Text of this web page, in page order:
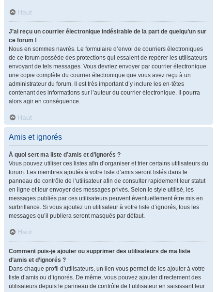
Haut
J’ai reçu un courrier électronique indésirable de la part de quelqu’un sur
ce forum !
Nous en sommes navrés. Le formulaire d’envoi de courriers électroniques
de ce forum possède des protections qui essaient de repérer les utilisateurs
envoyant de tels messages. Vous devriez envoyer par courrier électronique
une copie complète du courrier électronique que vous avez reçu à un
administrateur du forum. Il est très important d’y inclure les en-têtes
contenant des informations sur l’auteur du courrier électronique. Il pourra
alors agir en conséquence.
Haut
Amis et ignorés
À quoi sert ma liste d’amis et d’ignorés ?
Vous pouvez utiliser ces listes afin d’organiser et trier certains utilisateurs du
forum. Les membres ajoutés à votre liste d’amis seront listés dans le
panneau de contrôle de l’utilisateur afin de consulter rapidement leur statut
en ligne et leur envoyer des messages privés. Selon le style utilisé, les
messages publiés par ces utilisateurs peuvent éventuellement être mis en
surbrillance. Si vous ajoutez un utilisateur à votre liste d’ignorés, tous les
messages qu’il publiera seront masqués par défaut.
Haut
Comment puis-je ajouter ou supprimer des utilisateurs de ma liste
d’amis et d’ignorés ?
Dans chaque profil d’utilisateurs, un lien vous permet de les ajouter à votre
liste d’amis ou d’ignorés. De même, vous pouvez ajouter directement des
utilisateurs depuis le panneau de contrôle de l’utilisateur en saisissant leur